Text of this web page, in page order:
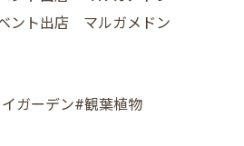
ント出店 マルガメドン
ガーデン#観葉植物